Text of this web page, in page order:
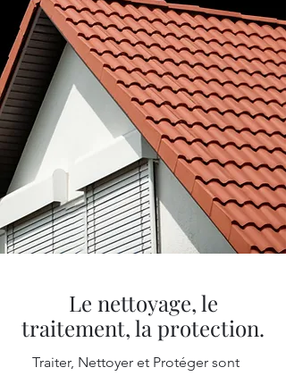
Le nettoyage, le
traitement, la protection.
Traiter, Nettoyer et Protéger sont